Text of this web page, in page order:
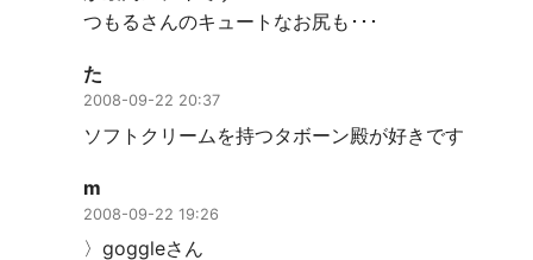
つもるさんのキュートなお尻も･･･
た
2008-09-22 20:37
ソフトクリームを持つタボーン殿が好きです
m
2008-09-22 19:26
〉goggleさん